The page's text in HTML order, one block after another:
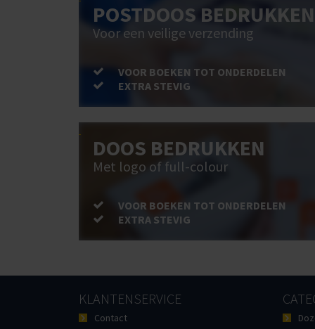
POSTDOOS BEDRUKKEN
Voor een veilige verzending
VOOR BOEKEN TOT ONDERDELEN
EXTRA STEVIG
DOOS BEDRUKKEN
Met logo of full-colour
VOOR BOEKEN TOT ONDERDELEN
EXTRA STEVIG
KLANTENSERVICE
Contact